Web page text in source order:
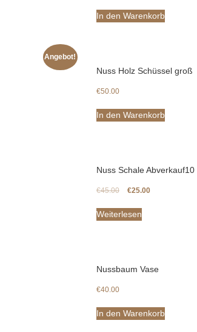
In den Warenkorb
Angebot!
Nuss Holz Schüssel groß
€50.00
In den Warenkorb
Nuss Schale Abverkauf10
€45.00 €25.00
Weiterlesen
Nussbaum Vase
€40.00
In den Warenkorb